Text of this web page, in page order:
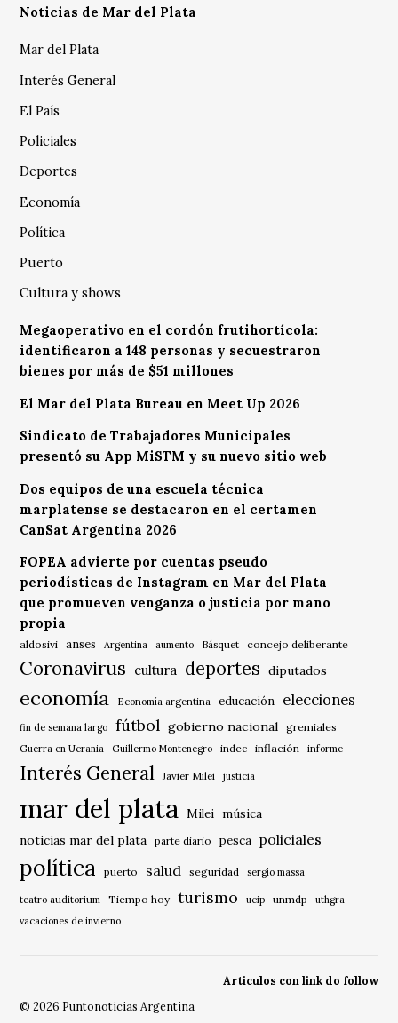
Noticias de Mar del Plata
Mar del Plata
Interés General
El País
Policiales
Deportes
Economía
Política
Puerto
Cultura y shows
Megaoperativo en el cordón frutihortícola:
identificaron a 148 personas y secuestraron
bienes por más de $51 millones
El Mar del Plata Bureau en Meet Up 2026
Sindicato de Trabajadores Municipales
presentó su App MiSTM y su nuevo sitio web
Dos equipos de una escuela técnica
marplatense se destacaron en el certamen
CanSat Argentina 2026
FOPEA advierte por cuentas pseudo
periodísticas de Instagram en Mar del Plata
que promueven venganza o justicia por mano
propia
aldosivi anses Argentina aumento Básquet concejo deliberante
Coronavirus cultura deportes diputados
economía Economía argentina educación elecciones
fin de semana largo fútbol gobierno nacional gremiales
Guerra en Ucrania Guillermo Montenegro indec inflación informe
Interés General Javier Milei justicia
mar del plata Milei música
noticias mar del plata
parte diario pesca policiales
política puerto salud seguridad sergio massa
teatro auditorium Tiempo hoy turismo ucip unmdp
uthgra
vacaciones de invierno
Articulos con link do follow
© 2026 Puntonoticias Argentina